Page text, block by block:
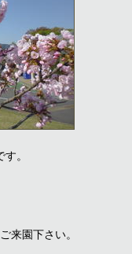
。
来園下さい。